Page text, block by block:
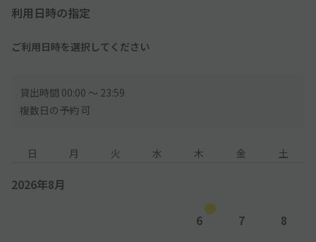
利用日時の指定
ご利用日時を選択してください
貸出時間 00:00 〜 23:59
複数日の予約 可
日 月 火 水 木 金 土
2026年8月
6 7 8